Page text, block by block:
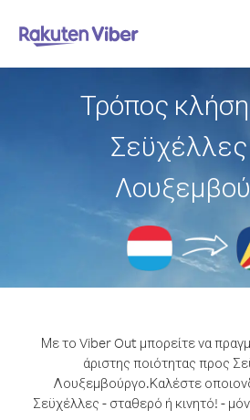
Τρόπος
Με το Viber Out μπορείτε να
άριστης ποιότητας προς
Λουξεμβούργο.Καλέστε
Σεϋχέλλες - σταθερό ή κινητό! -